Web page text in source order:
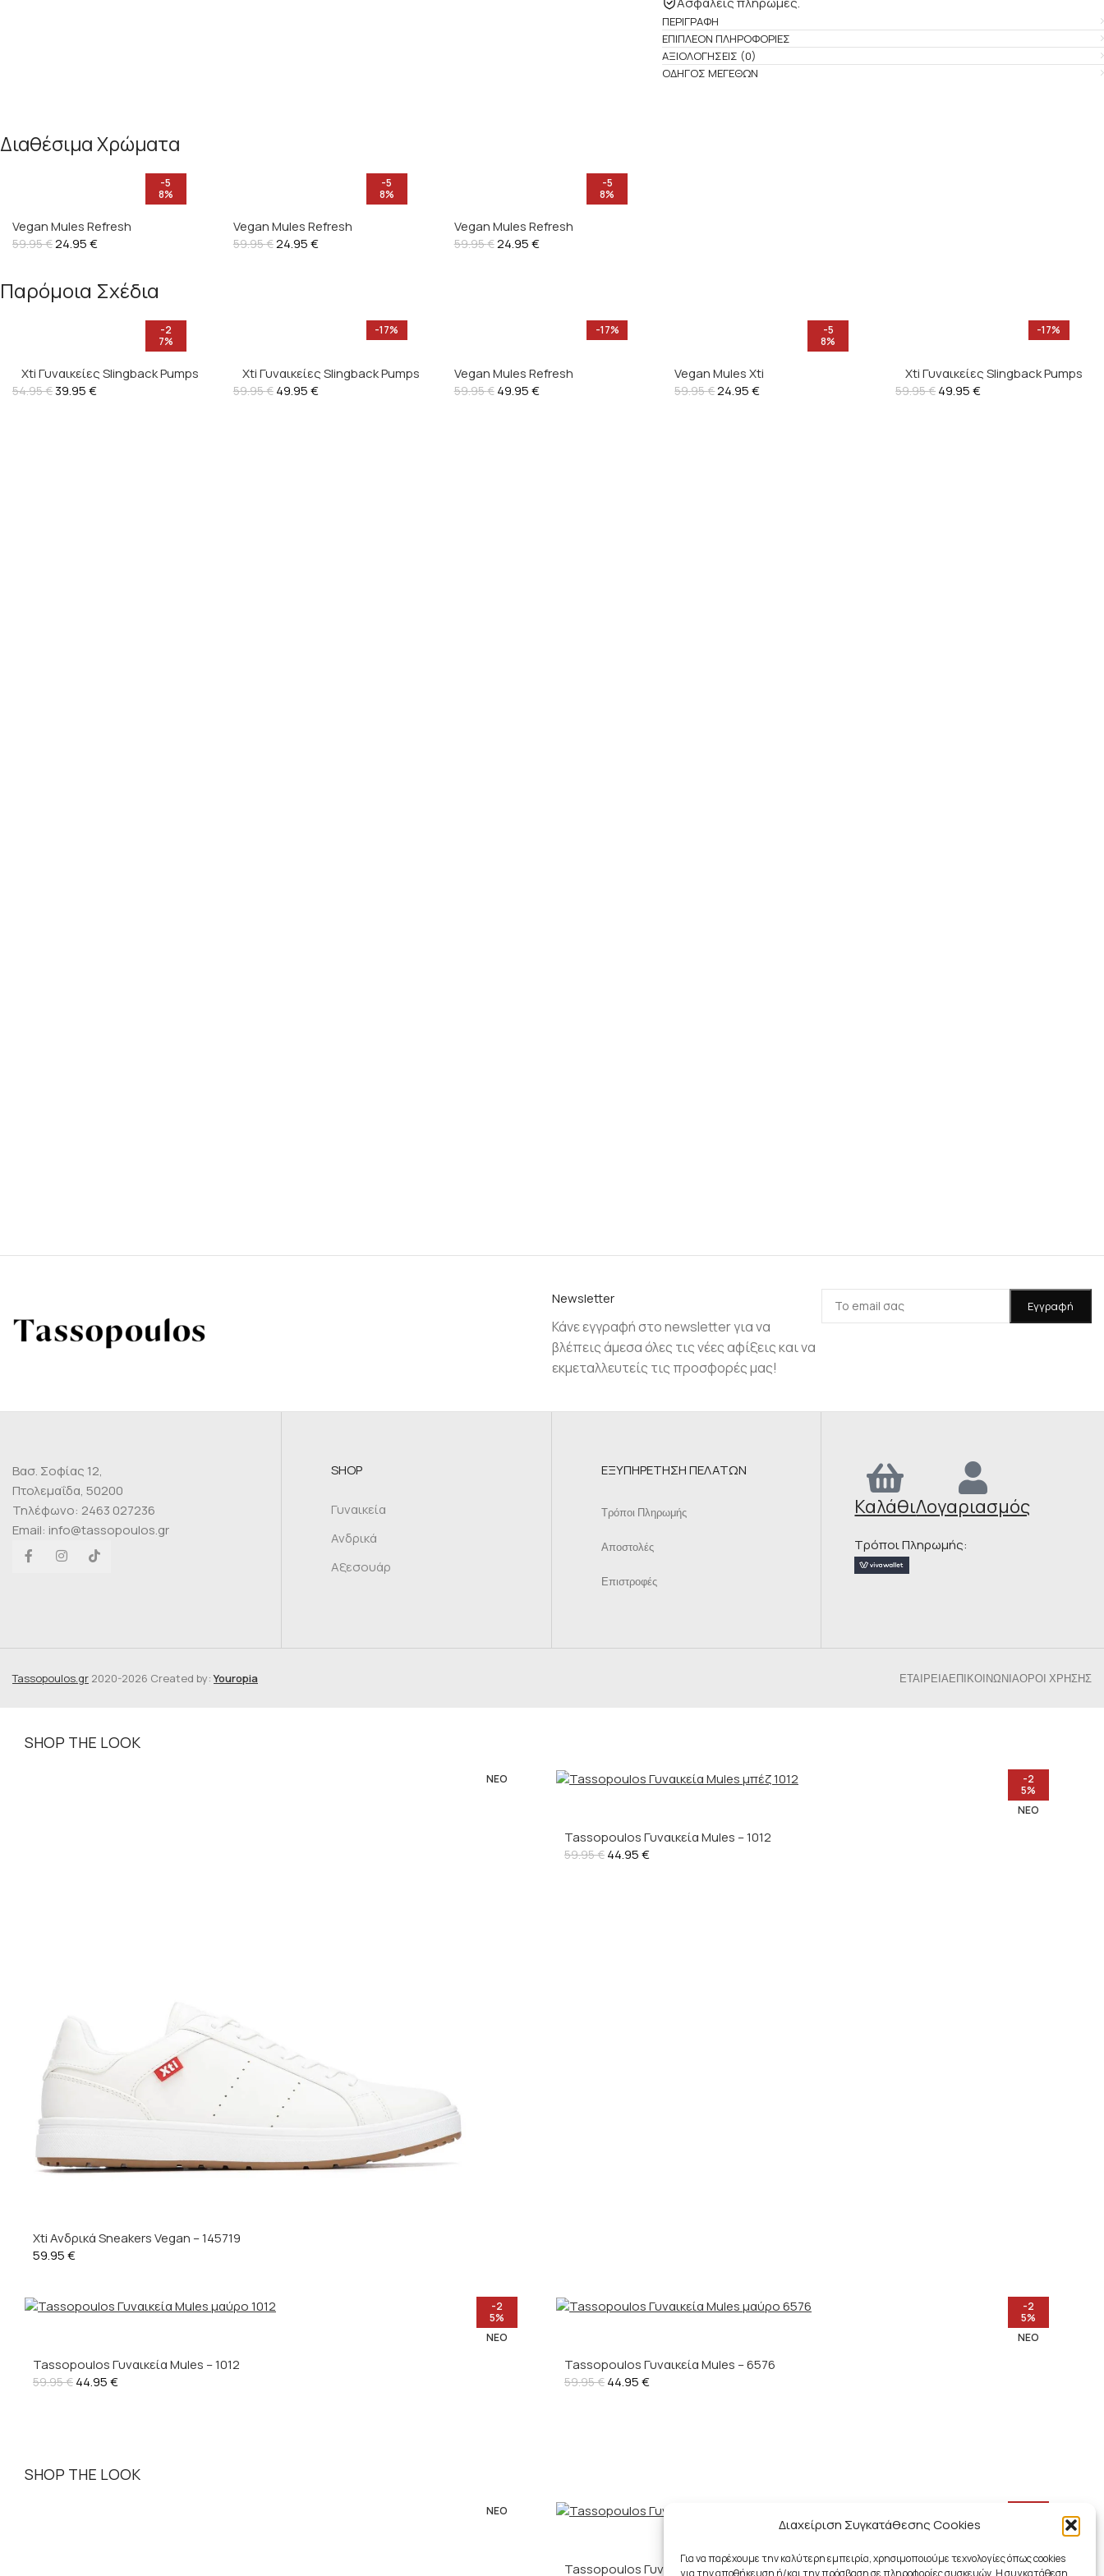
Διαχείριση Συγκατάθεσης Cookies
Για να παρέχουμε την καλύτερη εμπειρία, χρησιμοποιούμε τεχνολογίες όπως cookies
για την αποθήκευση ή/και την πρόσβαση σε πληροφορίες συσκευών. Η συγκατάθεση
ΠΕΡΙΓΡΑΦΉ
ΕΠΙΠΛΈΟΝ ΠΛΗΡΟΦΟΡΊΕΣ
ΑΞΙΟΛΟΓΉΣΕΙΣ (0)
ΟΔΗΓΌΣ ΜΕΓΕΘΏΝ
Διαθέσιμα Χρώματα
-5
8%
Vegan Mules Refresh
59.95€24.95€
-5
8%
Vegan Mules Refresh
59.95€24.95€
-5
8%
Vegan Mules Refresh
59.95€24.95€
Παρόμοια Σχέδια
-2
7%
Xti Γυναικείες Slingback Pumps
Vegan – 145029
54.95€39.95€
-17%
Xti Γυναικείες Slingback Pumps
Vegan – 145301
59.95€ 49.95€
-17%
Vegan Mules Refresh
59.95€ 49.95€
-5
8%
Vegan Mules Xti
59.95€24.95€
-17%
Xti Γυναικείες Slingback Pumps
Vegan – 145369
59.95€ 49.95€
Νewsletter
Κάνε εγγραφή στο newsletter για να
βλέπεις άμεσα όλες τις νέες αφίξεις και να
εκμεταλλευτείς τις προσφορές μας!
Βασ. Σοφίας 12,
Πτολεμαΐδα, 50200
Τηλέφωνο: 2463 027236
Email: info@tassopoulos.gr
SHOP
Γυναικεία
Ανδρικά
Αξεσουάρ
ΕΞΥΠΗΡΕΤΗΣΗ ΠΕΛΑΤΩΝ
Τρόποι Πληρωμής
Αποστολές
Επιστροφές
ΚαλάθιΛογαριασμός
Τρόποι Πληρωμής:
Tassopoulos.gr 2020-2026 Created by:Youropia ΕΤΑΙΡΕΊΑΕΠΙΚΟΙΝΩΝΊΑΌΡΟΙ ΧΡΉΣΗΣ
SHOP THE LOOK
ΝΈΟ
Xti Ανδρικά Sneakers Vegan – 145719
59.95€
-2
5%
ΝΈΟ
Tassopoulos Γυναικεία Mules – 1012
59.95€ 44.95€
-2
5%
ΝΈΟ
Tassopoulos Γυναικεία Mules – 1012
59.95€ 44.95€
-2
5%
ΝΈΟ
Tassopoulos Γυναικεία Mules – 6576
59.95€ 44.95€
SHOP THE LOOK
ΝΈΟ
Tassopoulos Γυναικεία Mules – 1012